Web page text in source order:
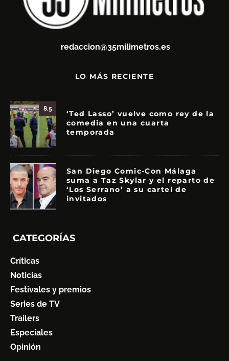
redaccion@35milimetros.es
LO MÁS RECIENTE
8.5
‘Ted Lasso’ vuelve como rey de la
comedia en una cuarta
temporada
San Diego Comic-Con Málaga
suma a Taz Skylar y el reparto de
‘Los Serrano’ a su cartel de
invitados
CATEGORÍAS
Críticas
Noticias
Festivales y premios
Series de TV
Trailers
Especiales
Opinión